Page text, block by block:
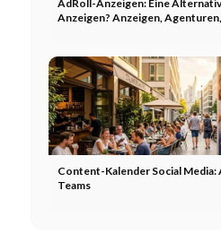
AdRoll-Anzeigen: Eine
Anzeigen? Anzeigen,
Content-Kalender Social Media:
Teams